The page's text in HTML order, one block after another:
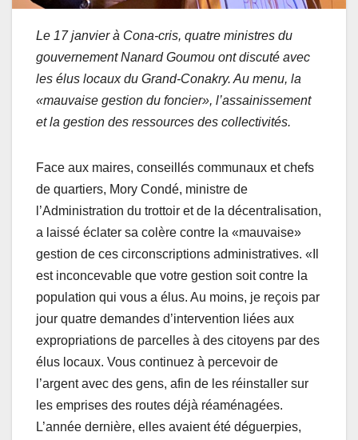
Le 17 janvier à Cona-cris, quatre ministres du
gouvernement Nanard Goumou ont discuté avec
les élus locaux du Grand-Conakry. Au menu, la
«mauvaise gestion du foncier», l’assainissement
et la gestion des ressources des collectivités.
Face aux maires, conseillés communaux et chefs
de quartiers, Mory Condé, ministre de
l’Administration du trottoir et de la décentralisation,
a laissé éclater sa colère contre la «mauvaise»
gestion de ces circonscriptions administratives. «Il
est inconcevable que votre gestion soit contre la
population qui vous a élus. Au moins, je reçois par
jour quatre demandes d’intervention liées aux
expropriations de parcelles à des citoyens par des
élus locaux. Vous continuez à percevoir de
l’argent avec des gens, afin de les réinstaller sur
les emprises des routes déjà réaménagées.
L’année dernière, elles avaient été déguerpies,